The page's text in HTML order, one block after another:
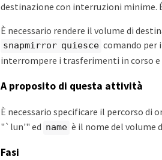
destinazione con interruzioni minime.
È necessario rendere il volume di
snapmirror quiesce comando
interrompere i trasferimenti in corso e
A proposito di questa attività
È necessario specificare il percorso
"`lun'" ed name è il nome del volume
Fasi